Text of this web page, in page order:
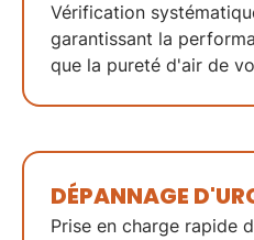
Vérification
garantissant la
que la pureté d'air de
DÉPANNAGE
Prise en charge rapide